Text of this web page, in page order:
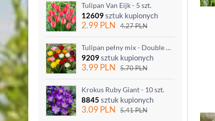
Tulipan Van Eijk - 5 szt.
12609sztuk kupionych
2.99PLN 4.27PLN
Tulipan pełny mix - Double mix - 5 szt.
9209sztuk kupionych
3.99PLN 5.70PLN
Krokus Ruby Giant - 10 szt.
8845 sztuk kupionych
3.09PLN 5.41PLN